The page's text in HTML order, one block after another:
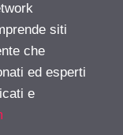
siti
che
ed esperti
e